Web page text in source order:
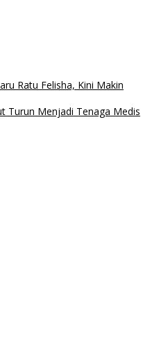
Ratu Felisha, Kini Makin
Turun Menjadi Tenaga Medis